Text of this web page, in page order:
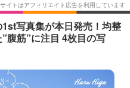
韓国・芸能
スポーツ
グルメ
ショッピング
写真集が本日発売！均整
腹筋”に注目 4枚目の写